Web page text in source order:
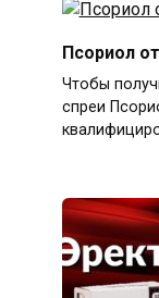
Псориол
Чтобы
спреи